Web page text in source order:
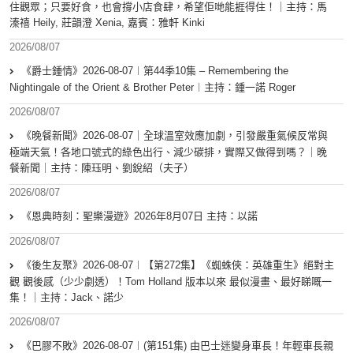
住觀眾；只要好食，也會撐小店食肆，希望佢哋能捱得住！｜主持：馬
溱禧 Heily, 莊韻澄 Xenia, 嘉賓：雅軒 Kinki
2026/08/07
《爵士鍾情》2026-08-07︱第44季10集 – Remembering the
Nightingale of the Orient & Brother Peter︱主持：鍾一諾 Roger
2026/08/07
《晚餐新聞》2026-08-07｜全球溫室效應加劇，引發嚴重氣候反常與
極端天氣！各地口號式的綠色出行、減少碳排，實際又做得到嗎？｜晚
餐新聞｜主持：陳珏明、劉銳紹（夫子）
2026/08/07
《恩典時刻：聖樂漫遊》2026年8月07日 主持：以諾
2026/08/07
《後生友聚》2026-08-07︱【第272集】《蜘蛛俠：英雄重生》絕對主
觀 觀後感（少少劇透）！Tom Holland 版本以來 最似漫畫、最好睇嘅一
集！｜主持：Jack、諾少
2026/08/07
《巴膠不敗》2026-08-07︱(第151集) 由巴士迷變身車長！年輕車長親